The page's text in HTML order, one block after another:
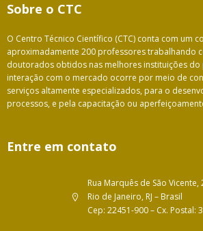
Sobre o CTC
O Centro Técnico Científico (CTC) conta com um
aproximadamente 200 professores trabalhando
doutorados obtidos nas melhores instituições do
interação com o mercado ocorre por meio de
serviços altamente especializados, para o
processos, e pela capacitação ou
Entre em contato
Rua Marquês de São Vicente,
Rio de Janeiro, RJ – Brasil
Cep: 22451-900 – Cx. Postal: